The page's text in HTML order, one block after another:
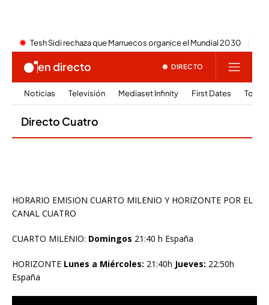
HORARIO EMISION CUARTO MILENIO Y HORIZONTE POR EL
CANAL CUATRO
CUARTO MILENIO: Domingos 21:40 h España
HORIZONTE Lunes a Miércoles: 21:40h Jueves: 22:50h
España